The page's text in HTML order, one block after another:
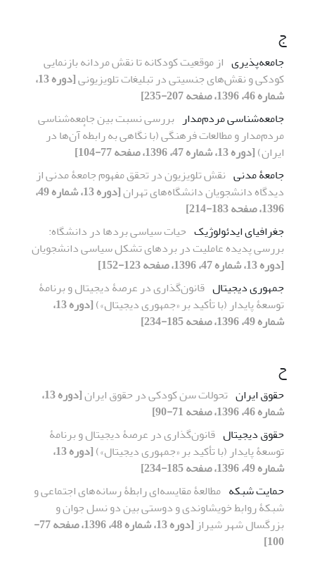
ج
جامعه‌پذیری از موقعیت کودکانه تا نقش مردانه بازنمایی
کودکی و نقش‌های جنسیتی در تبلیغات تلویزیونی
[دوره 13،
شماره 46، 1396، صفحه 207-235]
جامعه‌شناسی مردم‌مدار بررسی نسبت بین جامعه‌شناسی
مردم‌مدار و مطالعات فرهنگی (با نگاهی به رابطهٔ آن‌ها در
ایران)[دوره 13، شماره 47، 1396، صفحه 77-104]
جامعۀ مدنی نقش تلویزیون در تحقق مفهوم جامعۀ مدنی از
دیدگاه دانشجویان دانشگاه‌های تهران
[دوره 13، شماره 49،
1396، صفحه 183-214]
جغرافیای ایدئولوژیک حیات سیاسی بردها در دانشگاه:
بررسی پدیده عاملیت در بردهای تشکل سیاسی دانشجویان
[دوره 13، شماره 47، 1396، صفحه 123-152]
جمهوری دیجیتال قانون‌گذاری در عرصۀ دیجیتال و برنامۀ
توسعۀ پایدار (با تأکید بر «جمهوری دیجیتال»)
[دوره 13،
شماره 49، 1396، صفحه 185-234]
ح
حقوق ایران تحولات سن کودکی در حقوق ایران
[دوره 13،
شماره 46، 1396، صفحه 71-90]
حقوق دیجیتال قانون‌گذاری در عرصۀ دیجیتال و برنامۀ
توسعۀ پایدار (با تأکید بر «جمهوری دیجیتال»)
[دوره 13،
شماره 49، 1396، صفحه 185-234]
حمایت شبکه مطالعۀ مقایسه‌ای رابطۀ رسانه‌های اجتماعی و
شبکۀ روابط خویشاوندی و دوستی بین دو نسل جوان و
بزرگسال شهر شیراز
[دوره 13، شماره 48، 1396، صفحه 77-
100]